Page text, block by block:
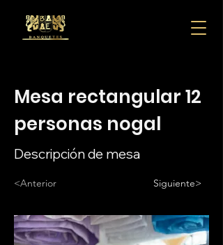
Mesa rectangular 12
personas nogal
Descripción de mesa
<Anterior Siguiente>